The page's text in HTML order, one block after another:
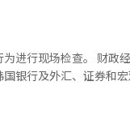
少带来的小规模学校重
导致公立教育质量的下
。为了克服这一点，学
这需要大量的财政和行
我真的很努力，虽然可
的推移，和老师交流时
尽头，所以没有‘只做
但在练习室里彼此的
昊在练习室练习霹雳舞
出：“现在是黄金时机
将超越简单的任务执行
成数据和世界模型技
、Crowdworks、
学研单位。 科学技术
也分阶段
心进行特别监控 △在特
，通过W-SDN技术提供
的网络质量。”※ 本报
。 财政经济部于9
银行及外汇、证券和